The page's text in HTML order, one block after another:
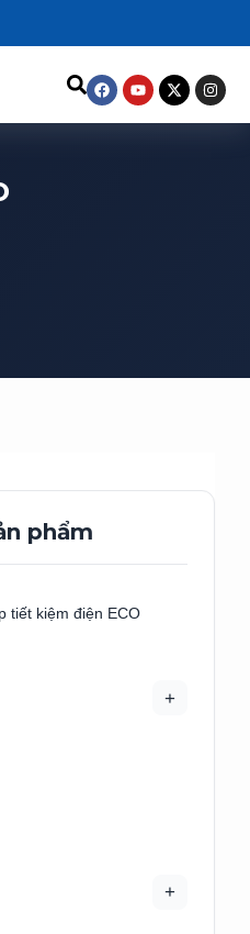
Facebook
Youtube
X-
twitter
phẩm
tiết kiệm điện ECO
+
+